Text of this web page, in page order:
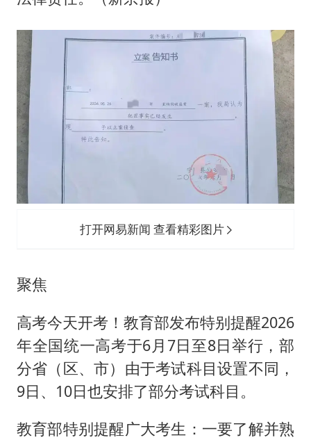
打开网易新闻 查看精彩图片
聚焦
高考今天开考！教育部发布特别提醒2026
年全国统一高考于6月7日至8日举行，部
分省（区、市）由于考试科目设置不同，
9日、10日也安排了部分考试科目。
教育部特别提醒广大考生：一要了解并熟